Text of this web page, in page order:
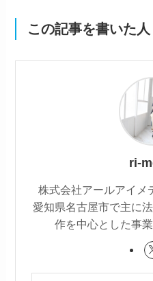
この記事を書いた人
ri-
株式会社アールアイメ
愛知県名古屋市で主に
作を中心とした事